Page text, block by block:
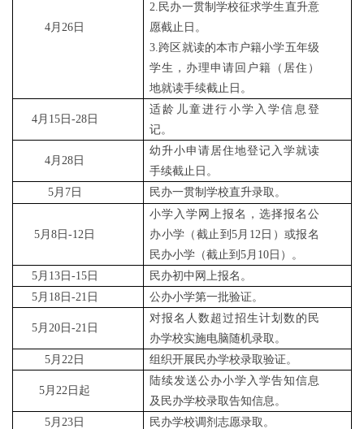
4月26日
2.民办一贯制学校征求学生直升意
愿截止日。
3.跨区就读的本市户籍小学五年级
学生，办理申请回户籍（居住）
地就读手续截止日。
4月15日-28日
适龄儿童进行小学入学信息登
记。
4月28日
幼升小申请居住地登记入学就读
手续截止日。
5月7日
民办一贯制学校直升录取。
5月8日-12日
小学入学网上报名，选择报名公
办小学（截止到5月12日）或报名
民办小学（截止到5月10日）。
5月13日-15日
民办初中网上报名。
5月18日-21日
公办小学第一批验证。
5月20日-21日
对报名人数超过招生计划数的民
办学校实施电脑随机录取。
5月22日
组织开展民办学校录取验证。
5月22日起
陆续发送公办小学入学告知信息
及民办学校录取告知信息。
5月23日
民办学校调剂志愿录取。